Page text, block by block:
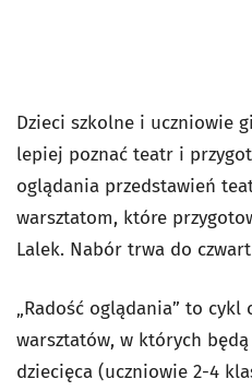
Dzieci szkolne i uczniowie
lepiej poznać teatr i
oglądania przedstawień
warsztatom, które
Lalek. Nabór trwa do
„Radość oglądania” to cykl
warsztatów, w których
dziecięca (uczniowie 2-4